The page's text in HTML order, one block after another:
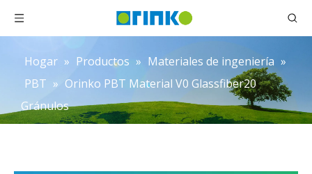
Hogar » Productos » Materiales de ingeniería »
PBT » Orinko PBT Material V0 Glassfiber20
Gránulos